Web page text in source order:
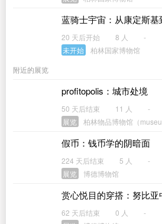
蓝骑士宇宙：从康定斯
20 天后开始 8 人
-
未开始
柏林国家博物馆
附近的展览
profitopolis：城市处境
50 天后结束 11 人
-
展览
柏林物品博物馆（
假币：钱币学的阴暗面
224 天后结束 5 人
-
展览
博德博物馆
赏心悦目的穿搭：努比
62 天后结束 0 人
-